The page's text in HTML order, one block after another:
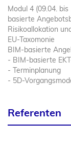
Modul 4 (09.04.
basierte
Risikoallokation
EU-Taxomonie
BIM-basierte
- BIM-basierte
- Terminplanung
- 5D-
Referenten